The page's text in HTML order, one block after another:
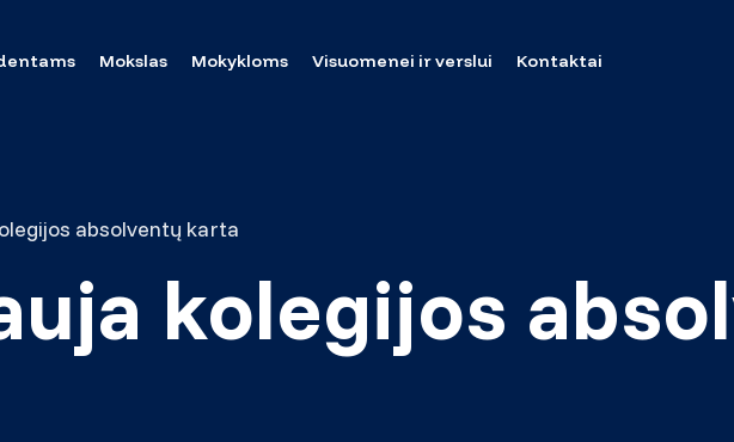
Mokslas Mokykloms Visuomenei ir verslui Kontaktai
absolventų karta
kolegijos